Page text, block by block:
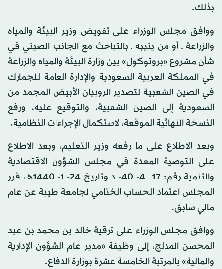
بذلك.
ووافق مجلس الوزراء على تفويض وزير البيئة والمياه
والزراعة ـ أو من ينيبه ـ بالتباحث مع الجانب الصيني في
شأن مشروع «بروتوكول» بين وزارة البيئة والمياه والزراعة
في المملكة العربية السعودية والإدارة العامة للجمارك
في الصين الشعبية لتصدير الروبيان الأبيض المجمد من
السعودية إلى الصين الشعبية، والتوقيع عليه، ورفع
النسخة النهائية الموقعة، لاستكمال الإجراءات النظامية.
وبعد الاطلاع على ما رفعه وزير التعليم، وبعد الاطلاع
على التوصية المعدة في مجلس الشؤون الاقتصادية
والتنمية رقم: 17 ـ 4- 40- د وتاريخ 24- 1- 1440هـ، قرر
المجلس اعتماد الحساب الختامي لجامعة طيبة عن عام
مالي سابق.
ووافق مجلس الوزراء على ترقية خالد بن محمد بن عبد
المحسن المدلج، إلى وظيفة «مدير عام الشؤون الإدارية
والمالية» بالمرتبة الخامسة عشرة بوزارة الدفاع.